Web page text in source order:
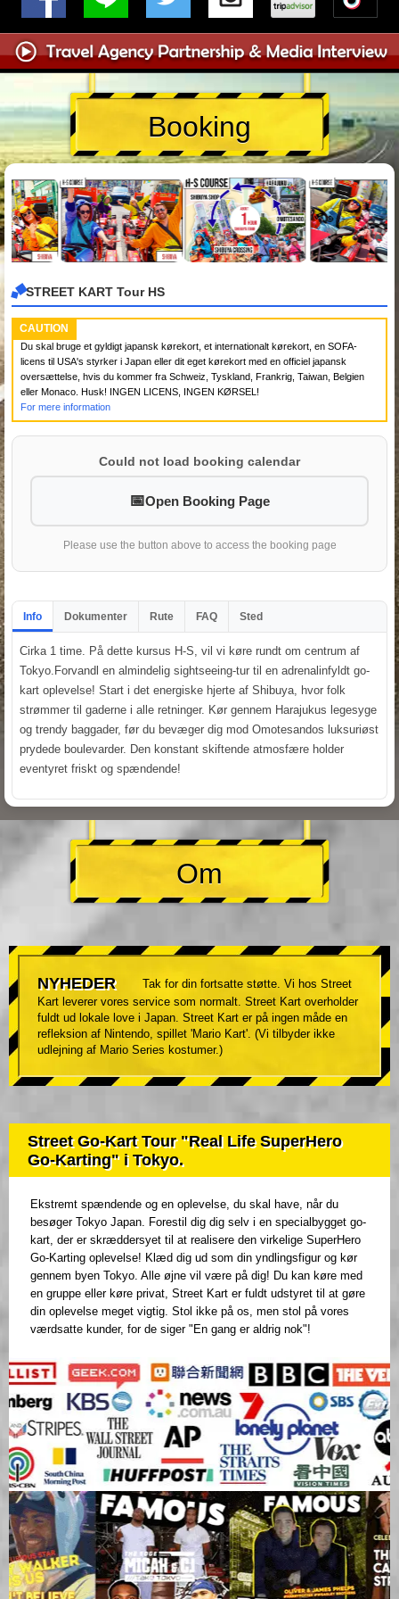
Booking
STREET KART Tour HS
CAUTION
Du skal bruge et gyldigt japansk kørekort, et internationalt kørekort, en SOFA-
licens til USA's styrker i Japan eller dit eget kørekort med en officiel japansk
oversættelse, hvis du kommer fra Schweiz, Tyskland, Frankrig, Taiwan, Belgien
eller Monaco. Husk! INGEN LICENS, INGEN KØRSEL!
For mere information
Could not load booking calendar
Open Booking Page
Please use the button above to access the booking page
Info Dokumenter Rute FAQ Sted
Cirka 1 time. På dette kursus H-S, vil vi køre rundt om centrum af
Tokyo.Forvandl en almindelig sightseeing-tur til en adrenalinfyldt go-
kart oplevelse! Start i det energiske hjerte af Shibuya, hvor folk
strømmer til gaderne i alle retninger. Kør gennem Harajukus legesyge
og trendy baggader, før du bevæger dig mod Omotesandos luksuriøst
prydede boulevarder. Den konstant skiftende atmosfære holder
eventyret friskt og spændende!
Om
NYHEDER
Tak for din fortsatte støtte. Vi hos Street
Kart leverer vores service som normalt. Street Kart overholder
fuldt ud lokale love i Japan. Street Kart er på ingen måde en
refleksion af Nintendo, spillet 'Mario Kart'. (Vi tilbyder ikke
udlejning af Mario Series kostumer.)
Street Go-Kart Tour "Real Life SuperHero
Go-Karting" i Tokyo.
Ekstremt spændende og en oplevelse, du skal have, når du
besøger Tokyo Japan. Forestil dig dig selv i en specialbygget go-
kart, der er skræddersyet til at realisere den virkelige SuperHero
Go-Karting oplevelse! Klæd dig ud som din yndlingsfigur og kør
gennem byen Tokyo. Alle øjne vil være på dig! Du kan køre med
en gruppe eller køre privat, Street Kart er fuldt udstyret til at gøre
din oplevelse meget vigtig. Stol ikke på os, men stol på vores
værdsatte kunder, for de siger "En gang er aldrig nok"!